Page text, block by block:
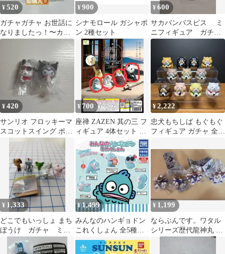
¥520
ガチャガチャ お世話に
なりましたっ！〜カレ
ー〜 味に深みをぎゅ
¥900
シナモロール ガシャポ
ン 2種セット
¥600
サカバンバスピス ミ
ニフィギュア ガチャ
ガチャ
¥420
サンリオ フロッキーマ
スコットスイング ポチ
ャッコ クロミ ガチャ
ガシャポン
¥700
座禅 ZAZEN 其の三 フ
ィギュア 4体セット カ
プセルトイ
¥2,222
忠犬もちしば もぐもぐ
フィギュア ガチャ 全8
¥ 1,333
どこでもいっしょ まち
ぼうけ ガチャ ミニ
フィギュア 6点セッ
ト コンプリート
¥ 1,499
みんなのハンギョドン
これくしょん 全5種セ
ット コンプ♡
¥ 1,199
ならぶんです。ワタル
シリーズ歴代龍神丸 全
4種コンプリート ガチ